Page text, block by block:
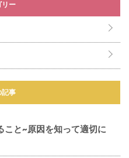
リー
記事
こと~原因を知って適切に